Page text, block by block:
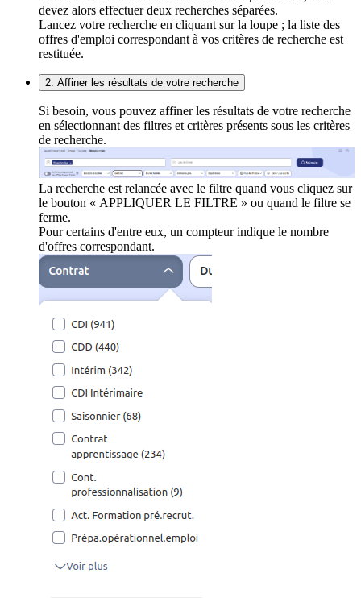
devez alors effectuer deux recherches séparées.
Lancez votre recherche en cliquant sur la loupe ; la liste des
offres d'emploi correspondant à vos critères de recherche est
restituée.
2. Affiner les résultats de votre recherche
Si besoin, vous pouvez affiner les résultats de votre recherche
en sélectionnant des filtres et critères présents sous les critères
de recherche.
La recherche est relancée avec le filtre quand vous cliquez sur
le bouton « APPLIQUER LE FILTRE » ou quand le filtre se
ferme.
Pour certains d'entre eux, un compteur indique le nombre
d'offres correspondant.